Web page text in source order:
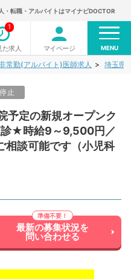
・転職・アルバイトはマイナビDOCTOR
た求人
1
マイページ MENU
常勤(アルバイト)医師求人 埼玉県
止
予定の新規オープンク
診★時給9～9,500円／
相談可能です（小児科
最新の募集状況を
問い合わせる